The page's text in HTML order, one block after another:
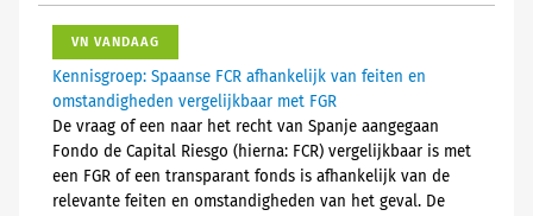
VN VANDAAG
Kennisgroep: Spaanse FCR afhankelijk van feiten en
omstandigheden vergelijkbaar met FGR
De vraag of een naar het recht van Spanje aangegaan
Fondo de Capital Riesgo (hierna: FCR) vergelijkbaar is met
een FGR of een transparant fonds is afhankelijk van de
relevante feiten en omstandigheden van het geval. De